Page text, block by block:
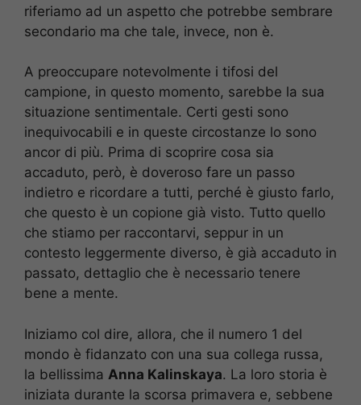
riferiamo ad un aspetto che potrebbe sembrare
secondario ma che tale, invece, non è.
A preoccupare notevolmente i tifosi del
campione, in questo momento, sarebbe la sua
situazione sentimentale. Certi gesti sono
inequivocabili e in queste circostanze lo sono
ancor di più. Prima di scoprire cosa sia
accaduto, però, è doveroso fare un passo
indietro e ricordare a tutti, perché è giusto farlo,
che questo è un copione già visto. Tutto quello
che stiamo per raccontarvi, seppur in un
contesto leggermente diverso, è già accaduto in
passato, dettaglio che è necessario tenere
bene a mente.
Iniziamo col dire, allora, che il numero 1 del
mondo è fidanzato con una sua collega russa,
la bellissima Anna Kalinskaya. La loro storia è
iniziata durante la scorsa primavera e, sebbene